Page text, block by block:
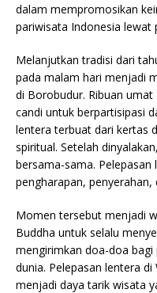
dalam mempromosikan
pariwisata Indonesia lewat
Melanjutkan tradisi dari
pada malam hari menjadi
di Borobudur. Ribuan
candi untuk berpartisipasi
lentera terbuat dari kertas
spiritual. Setelah
bersama-sama.
pengharapan, penyerahan,
Momen tersebut menjadi
Buddha untuk selalu
mengirimkan doa-doa
dunia. Pelepasan lentera
menjadi daya tarik wisata